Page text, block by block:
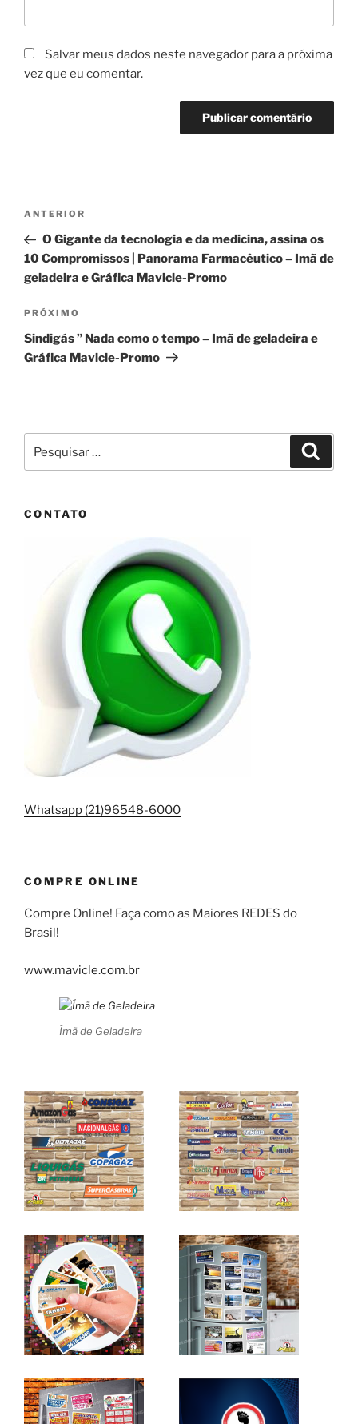
Salvar meus dados neste navegador para a próxima
vez que eu comentar.
Navegação
Post
Post
anterior
ANTERIOR
O Gigante da tecnologia e da medicina, assina os
10 Compromissos | Panorama Farmacêutico – Imã de
geladeira e Gráfica Mavicle-Promo
Próximo
post
PRÓXIMO
Sindigás ” Nada como o tempo – Imã de geladeira e
Gráfica Mavicle-Promo
por:
CONTATO
Whatsapp (21)96548-6000
COMPRE ONLINE
Compre Online! Faça como as Maiores REDES do
Brasil!
www.mavicle.com.br
Ímã de Geladeira